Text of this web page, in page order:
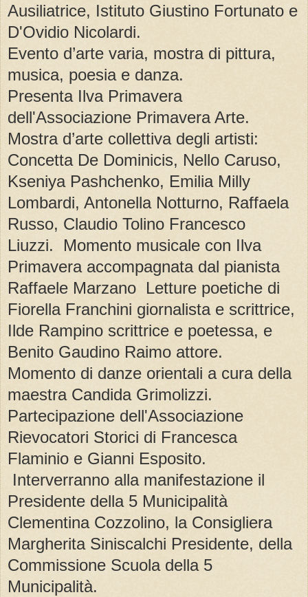
Ausiliatrice, Istituto Giustino Fortunato e
D'Ovidio Nicolardi.
Evento d’arte varia, mostra di pittura,
musica, poesia e danza.
Presenta Ilva Primavera
dell'Associazione Primavera Arte.
Mostra d’arte collettiva degli artisti:
Concetta De Dominicis, Nello Caruso,
Kseniya Pashchenko, Emilia Milly
Lombardi, Antonella Notturno, Raffaela
Russo, Claudio Tolino Francesco
Liuzzi. Momento musicale con Ilva
Primavera accompagnata dal pianista
Raffaele Marzano Letture poetiche di
Fiorella Franchini giornalista e scrittrice,
Ilde Rampino scrittrice e poetessa, e
Benito Gaudino Raimo attore.
Momento di danze orientali a cura della
maestra Candida Grimolizzi.
Partecipazione dell'Associazione
Rievocatori Storici di Francesca
Flaminio e Gianni Esposito.
Interverranno alla manifestazione il
Presidente della 5 Municipalità
Clementina Cozzolino, la Consigliera
Margherita Siniscalchi Presidente, della
Commissione Scuola della 5
Municipalità.